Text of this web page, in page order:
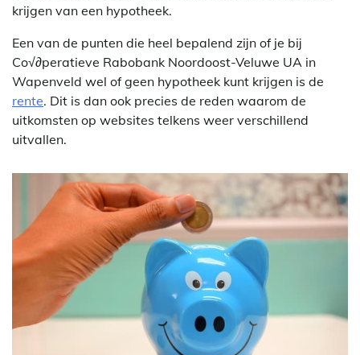
krijgen van een hypotheek.
Een van de punten die heel bepalend zijn of je bij
Co√∂peratieve Rabobank Noordoost-Veluwe UA in
Wapenveld wel of geen hypotheek kunt krijgen is de
rente. Dit is dan ook precies de reden waarom de
uitkomsten op websites telkens weer verschillend
uitvallen.